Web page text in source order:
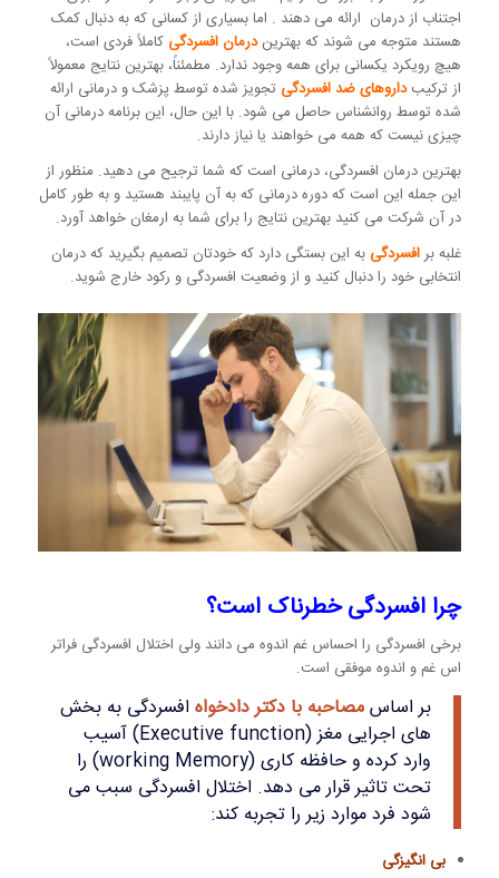
اجتناب از درمان ارائه می دهند . اما بسیاری از کسانی که به دنبال کمک
هستند متوجه می شوند که بهتریندرمان افسردگی کاملاً فردی است،
هیچ رویکرد یکسانی برای همه وجود ندارد. مطمئناً، بهترین نتایج معمولاً
از ترکیبداروهای ضد افسردگی تجویز شده توسط پزشک و درمانی ارائه
شده توسط روانشناس حاصل می شود. با این حال، این برنامه درمانی آن
چیزی نیست که همه می خواهند یا نیاز دارند.
بهترین درمان افسردگی، درمانی است که شما ترجیح می دهید. منظور از
این جمله این است که دوره درمانی که به آن پایبند هستید و به طور کامل
در آن شرکت می کنید بهترین نتایج را برای شما به ارمغان خواهد آورد.
غلبه برافسردگی به این بستگی دارد که خودتان تصمیم بگیرید که درمان
انتخابی خود را دنبال کنید و از وضعیت افسردگی و رکود خارج شوید.
چرا افسردگی خطرناک است؟
برخی افسردگی را احساس غم اندوه می دانند ولی اختلال افسردگی فراتر
اس غم و اندوه موفقی است.
بر اساسمصاحبه با دکتر دادخواهافسردگی به بخش
های اجرایی مغز (Executive function) آسیب
وارد کرده و حافظه کاری (working Memory) را
تحت تاثیر قرار می دهد. اختلال افسردگی سبب می
شود فرد موارد زیر را تجربه کند:
بی انگیزگی